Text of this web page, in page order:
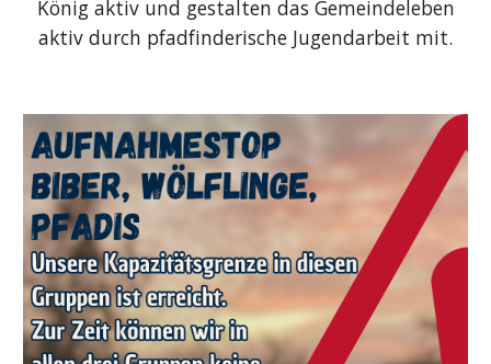
König aktiv und gestalten das Gemeindeleben
aktiv durch pfadfinderische Jugendarbeit mit.